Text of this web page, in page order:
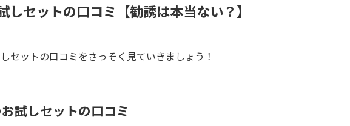
しセットの口コミ【勧誘は本当ない？】
セットの口コミをさっそく見ていきましょう！
試しセットの口コミ